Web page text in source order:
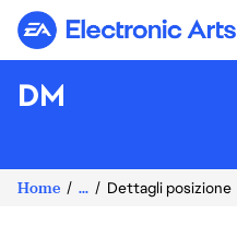
Electronic Arts
DM
Home ... Dettagli posizione